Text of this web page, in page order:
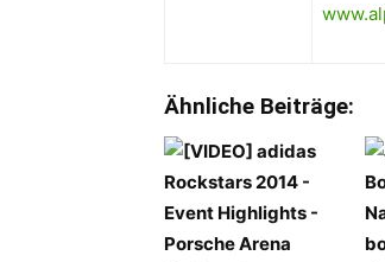
Ähnliche Beiträge: